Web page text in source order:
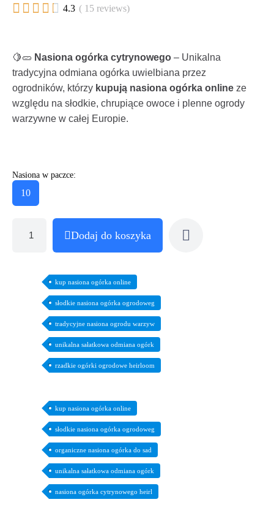
     4.3 ( 15 reviews)
🍋🥒 Nasiona ogórka cytrynowego – Unikalna
tradycyjna odmiana ogórka uwielbiana przez
ogrodników, którzy kupują nasiona ogórka online ze
względu na słodkie, chrupiące owoce i plenne ogrody
warzywne w całej Europie.
Nasiona w paczce:
10
Dodaj do koszyka
kup nasiona ogórka online
słodkie nasiona ogórka ogrodoweg
tradycyjne nasiona ogrodu warzyw
unikalna sałatkowa odmiana ogórk
rzadkie ogórki ogrodowe heirloom
kup nasiona ogórka online
słodkie nasiona ogórka ogrodoweg
organiczne nasiona ogórka do sad
unikalna sałatkowa odmiana ogórk
nasiona ogórka cytrynowego heirl